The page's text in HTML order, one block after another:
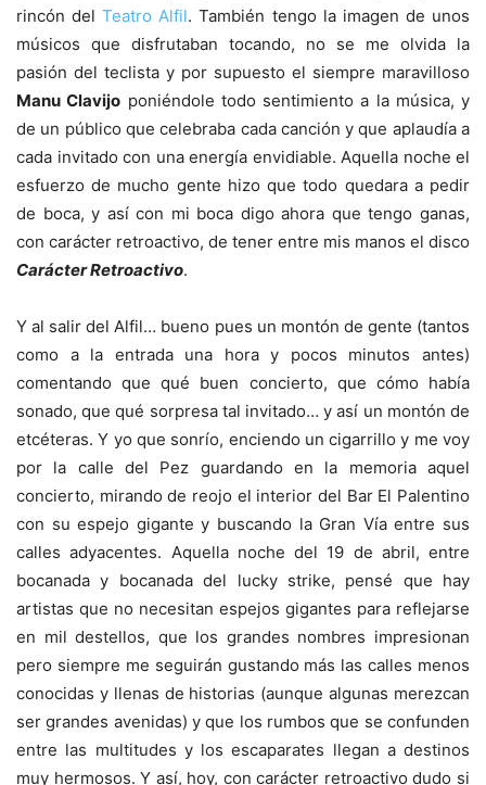
rincón delTeatro Alfil. También tengo la imagen de unos
músicos que disfrutaban tocando, no se me olvida la
pasión del teclista y por supuesto el siempre maravilloso
Manu Clavijo poniéndole todo sentimiento a la música, y
de un público que celebraba cada canción y que aplaudía a
cada invitado con una energía envidiable. Aquella noche el
esfuerzo de mucho gente hizo que todo quedara a pedir
de boca, y así con mi boca digo ahora que tengo ganas,
con carácter retroactivo, de tener entre mis manos el disco
Carácter Retroactivo.
Y al salir del Alfil… bueno pues un montón de gente (tantos
como a la entrada una hora y pocos minutos antes)
comentando que qué buen concierto, que cómo había
sonado, que qué sorpresa tal invitado… y así un montón de
etcéteras. Y yo que sonrío, enciendo un cigarrillo y me voy
por la calle del Pez guardando en la memoria aquel
concierto, mirando de reojo el interior del Bar El Palentino
con su espejo gigante y buscando la Gran Vía entre sus
calles adyacentes. Aquella noche del 19 de abril, entre
bocanada y bocanada del lucky strike, pensé que hay
artistas que no necesitan espejos gigantes para reflejarse
en mil destellos, que los grandes nombres impresionan
pero siempre me seguirán gustando más las calles menos
conocidas y llenas de historias (aunque algunas merezcan
ser grandes avenidas) y que los rumbos que se confunden
entre las multitudes y los escaparates llegan a destinos
muy hermosos. Y así, hoy, con carácter retroactivo dudo si